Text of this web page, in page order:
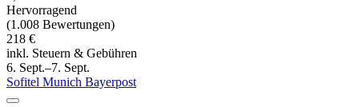
Hervorragend
(1.008 Bewertungen)
218 €
inkl. Steuern & Gebühren
6. Sept.–7. Sept.
Sofitel Munich Bayerpost